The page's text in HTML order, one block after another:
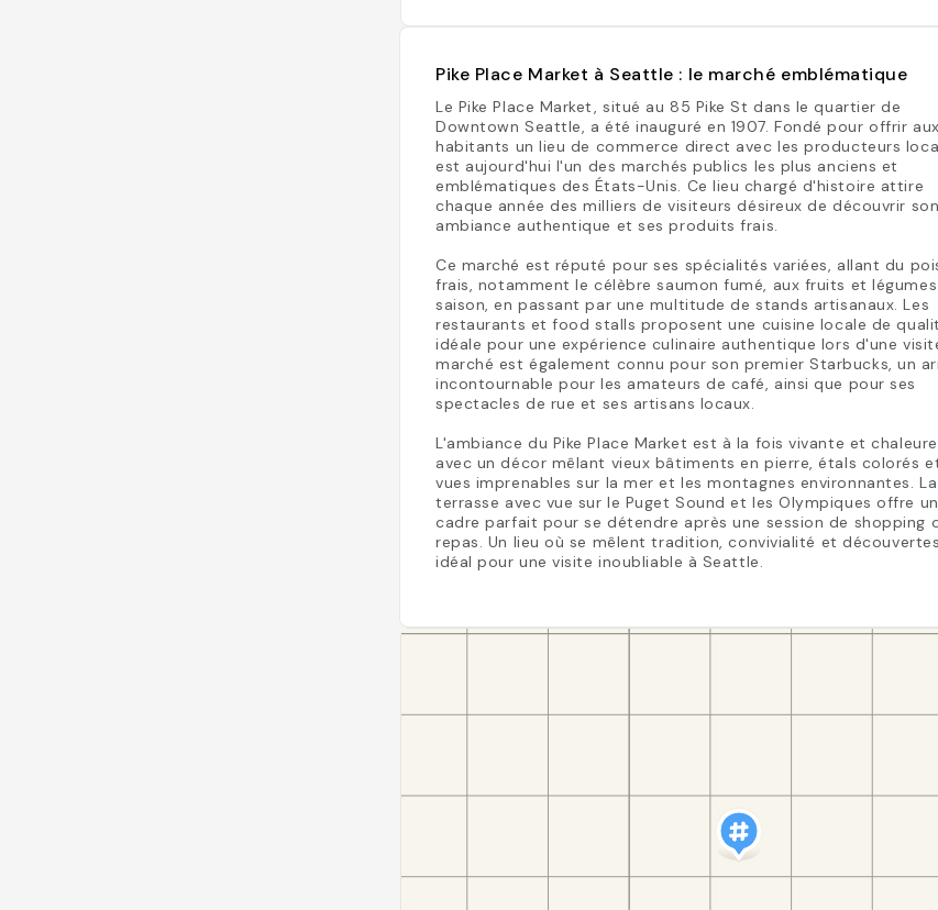
Pike Place Market à Seattle : le marché emblématique
Le Pike Place Market, situé au 85 Pike St dans le quartier de
Downtown Seattle, a été inauguré en 1907. Fondé pour offrir aux
habitants un lieu de commerce direct avec les producteurs
est aujourd'hui l'un des marchés publics les plus anciens et
emblématiques des États-Unis. Ce lieu chargé d'histoire attire
chaque année des milliers de visiteurs désireux de découvrir son
ambiance authentique et ses produits frais.
Ce marché est réputé pour ses spécialités variées, allant du
frais, notamment le célèbre saumon fumé, aux fruits et
saison, en passant par une multitude de stands artisanaux. Les
restaurants et food stalls proposent une cuisine locale de
idéale pour une expérience culinaire authentique lors d'une
marché est également connu pour son premier Starbucks, un
incontournable pour les amateurs de café, ainsi que pour ses
spectacles de rue et ses artisans locaux.
L'ambiance du Pike Place Market est à la fois vivante et
avec un décor mêlant vieux bâtiments en pierre, étals colorés
vues imprenables sur la mer et les montagnes environnantes. La
terrasse avec vue sur le Puget Sound et les Olympiques offre un
cadre parfait pour se détendre après une session de shopping
repas. Un lieu où se mêlent tradition, convivialité et
idéal pour une visite inoubliable à Seattle.